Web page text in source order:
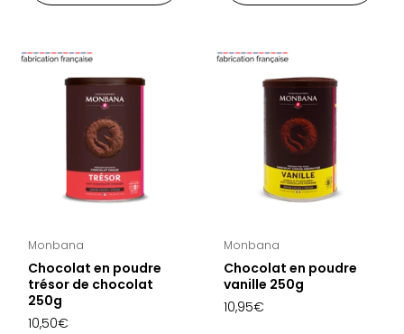
Monbana
Chocolat en poudre
trésor de chocolat
250g
10,50€
Monbana
Chocolat en poudre
vanille 250g
10,95€